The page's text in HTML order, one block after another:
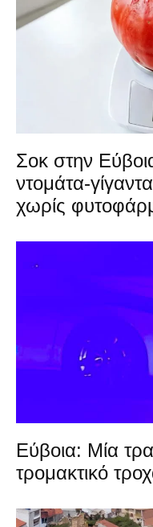
Σοκ στην
ντομάτα-
χωρίς
Εύβοια: Μία
τρομακτικό